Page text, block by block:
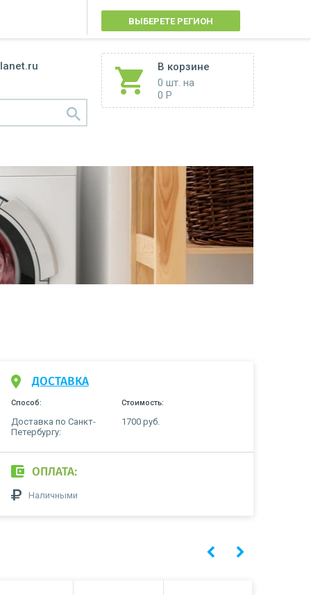
ВЫБЕРЕТЕ РЕГИОН
В корзине
0 шт. на
0 Р
ДОСТАВКА
Способ: Стоимость:
Доставка по Санкт-
Петербургу:
1700 руб.
ОПЛАТА:
Наличными